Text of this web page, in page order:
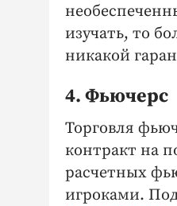
изучать, то
никакой
4. Фьючерс
Торговля
контракт на
расчетных
игроками.